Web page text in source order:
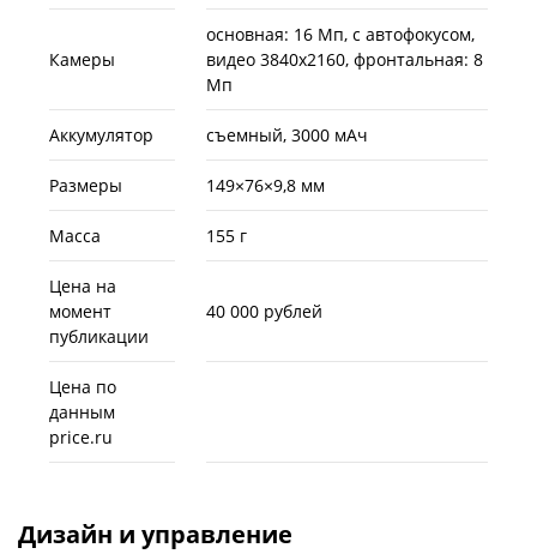
Камеры
основная: 16 Мп, с автофокусом,
видео 3840x2160, фронтальная: 8
Мп
Аккумулятор съемный, 3000 мАч
Размеры 149×76×9,8 мм
Масса 155 г
Цена на
момент
публикации
40 000 рублей
Цена по
данным
price.ru
Дизайн и управление